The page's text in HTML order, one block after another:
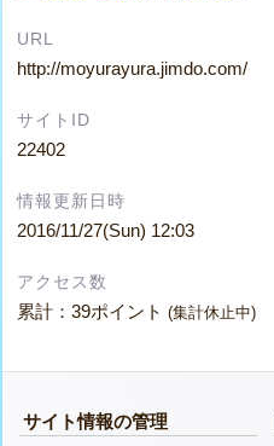
URL
http://moyurayura.jimdo.com/
サイトID
22402
情報更新日時
2016/11/27(Sun) 12:03
アクセス数
累計：39ポイント(集計休止中)
サイト情報の管理